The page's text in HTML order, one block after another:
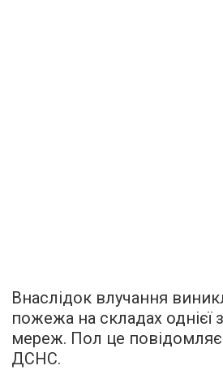
Внаслідок влучання
пожежа на складах однієї
мереж. Пол це
ДСНС.